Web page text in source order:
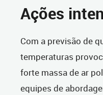
Ações
Com a previsão de
temperaturas
forte massa de ar
equipes de